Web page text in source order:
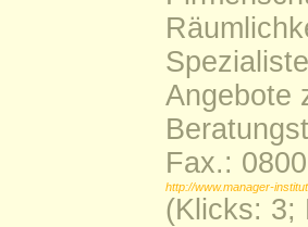
Angebote
Fax.:
http://www.manager-
(Klicks: 3;